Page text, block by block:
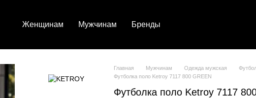
Женщинам Мужчинам Бренды
Главная Мужчинам Одежда мужская
Футболка поло Ketroy 7117 800 GREEN
Футболка поло Ketroy 7117